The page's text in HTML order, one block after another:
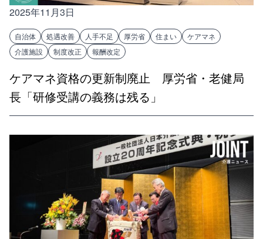
2025年11月3日
自治体 処遇改善 人手不足 厚労省 住まい
ケアマネ
介護施設
制度改正 報酬改定
ケアマネ資格の更新制廃止 厚労省・老健局
長「研修受講の義務は残る」